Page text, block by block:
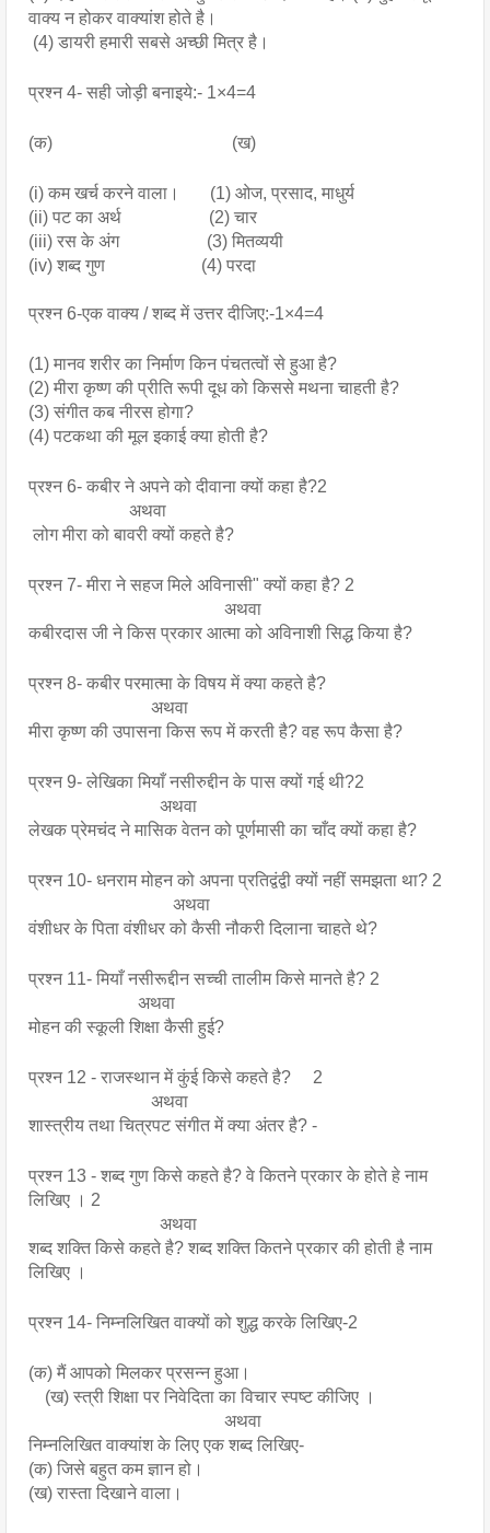
वाक्य न होकर वाक्यांश होते है।
(4) डायरी हमारी सबसे अच्छी मित्र है।
प्रश्न 4- सही जोड़ी बनाइये:- 1×4=4
(क)                                         (ख)
(i) कम खर्च करने वाला।       (1) ओज, प्रसाद, माधुर्य
(ii) पट का अर्थ                    (2) चार
(iii) रस के अंग                    (3) मितव्ययी
(iv) शब्द गुण                      (4) परदा
प्रश्न 6-एक वाक्य / शब्द में उत्तर दीजिए:-1×4=4
(1) मानव शरीर का निर्माण किन पंचतत्वों से हुआ है?
(2) मीरा कृष्ण की प्रीति रूपी दूध को किससे मथना चाहती है?
(3) संगीत कब नीरस होगा?
(4) पटकथा की मूल इकाई क्या होती है?
प्रश्न 6- कबीर ने अपने को दीवाना क्यों कहा है?2
अथवा
लोग मीरा को बावरी क्यों कहते है?
प्रश्न 7- मीरा ने सहज मिले अविनासी" क्यों कहा है? 2
अथवा
कबीरदास जी ने किस प्रकार आत्मा को अविनाशी सिद्ध किया है?
प्रश्न 8- कबीर परमात्मा के विषय में क्या कहते है?
                            अथवा
मीरा कृष्ण की उपासना किस रूप में करती है? वह रूप कैसा है?
प्रश्न 9- लेखिका मियाँ नसीरुद्दीन के पास क्यों गई थी?2
                              अथवा
लेखक प्रेमचंद ने मासिक वेतन को पूर्णमासी का चाँद क्यों कहा है?
प्रश्न 10- धनराम मोहन को अपना प्रतिद्वंद्वी क्यों नहीं समझता था? 2
                                 अथवा
वंशीधर के पिता वंशीधर को कैसी नौकरी दिलाना चाहते थे?
प्रश्न 11- मियाँ नसीरूद्दीन सच्ची तालीम किसे मानते है? 2
                         अथवा
मोहन की स्कूली शिक्षा कैसी हुई?
प्रश्न 12 - राजस्थान में कुंई किसे कहते है?     2
                            अथवा
शास्त्रीय तथा चित्रपट संगीत में क्या अंतर है? -
प्रश्न 13 - शब्द गुण किसे कहते है? वे कितने प्रकार के होते हे नाम
लिखिए । 2
                              अथवा
शब्द शक्ति किसे कहते है? शब्द शक्ति कितने प्रकार की होती है नाम
लिखिए ।
प्रश्न 14- निम्नलिखित वाक्यों को शुद्ध करके लिखिए-2
(क) मैं आपको मिलकर प्रसन्न हुआ।
(ख) स्त्री शिक्षा पर निवेदिता का विचार स्पष्ट कीजिए ।
अथवा
निम्नलिखित वाक्यांश के लिए एक शब्द लिखिए-
(क) जिसे बहुत कम ज्ञान हो।
(ख) रास्ता दिखाने वाला।